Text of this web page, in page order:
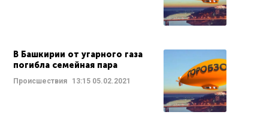
В Башкирии от угарного газа
погибла семейная пара
Происшествия 13:15 05.02.2021